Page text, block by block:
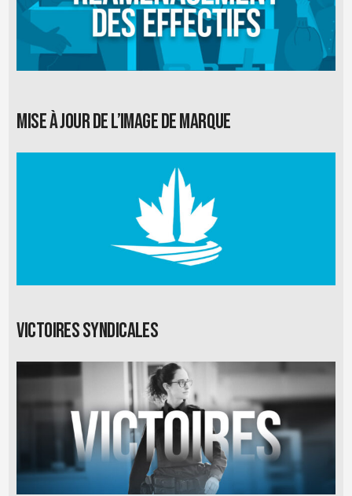
Mise à jour de l’image de marque
Victoires syndicales